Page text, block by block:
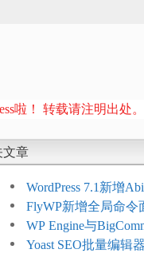
啦！ 转载请注明出处。
文章
WordPress 7.1新增
持REST API、MCP
FlyWP新增全局命令
方便
WP Engine与
Connect：
Yoast SEO批量编辑